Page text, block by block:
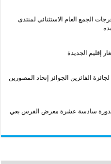
الجمع العام الاستثنائي لمنتدى
إقليم الجديدة
الفائزين الجوائز إتحاد المصورين
سادسة عشرة معرض الفرس بعي